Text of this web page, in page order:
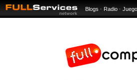
Blogs · Radio ·